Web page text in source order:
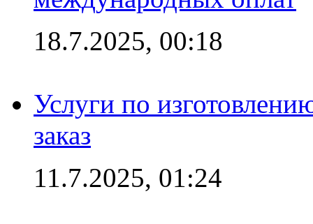
18.7.2025, 00:18
Услуги по
заказ
11.7.2025, 01:24